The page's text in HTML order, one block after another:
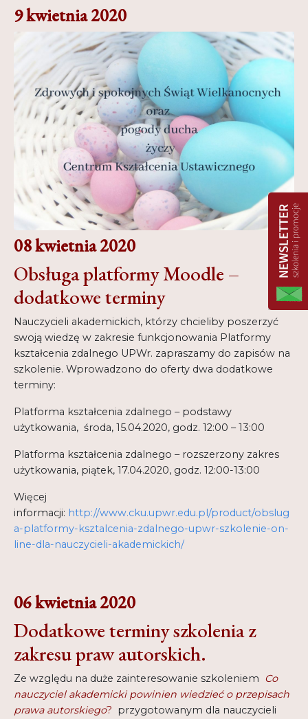
9 kwietnia 2020
08 kwietnia 2020
Obsługa platformy Moodle –
dodatkowe terminy
Nauczycieli akademickich, którzy chcieliby poszerzyć
swoją wiedzę w zakresie funkcjonowania Platformy
kształcenia zdalnego UPWr. zapraszamy do zapisów na
szkolenie. Wprowadzono do oferty dwa dodatkowe
terminy:
Platforma kształcenia zdalnego – podstawy
użytkowania, środa, 15.04.2020, godz. 12:00 – 13:00
Platforma kształcenia zdalnego – rozszerzony zakres
użytkowania, piątek, 17.04.2020, godz. 12:00-13:00
Więcej
informacji: http://www.cku.upwr.edu.pl/product/obslug
a-platformy-ksztalcenia-zdalnego-upwr-szkolenie-on-
line-dla-nauczycieli-akademickich/
06 kwietnia 2020
Dodatkowe terminy szkolenia z
zakresu praw autorskich.
Ze względu na duże zainteresowanie szkoleniem Co
nauczyciel akademicki powinien wiedzieć o przepisach
prawa autorskiego? przygotowanym dla nauczycieli